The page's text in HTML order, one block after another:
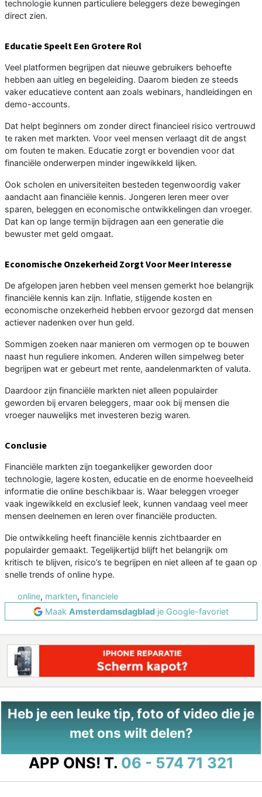
technologie kunnen particuliere beleggers deze bewegingen
direct zien.
Educatie Speelt Een Grotere Rol
Veel platformen begrijpen dat nieuwe gebruikers behoefte
hebben aan uitleg en begeleiding. Daarom bieden ze steeds
vaker educatieve content aan zoals webinars, handleidingen en
demo-accounts.
Dat helpt beginners om zonder direct financieel risico vertrouwd
te raken met markten. Voor veel mensen verlaagt dit de angst
om fouten te maken. Educatie zorgt er bovendien voor dat
financiële onderwerpen minder ingewikkeld lijken.
Ook scholen en universiteiten besteden tegenwoordig vaker
aandacht aan financiële kennis. Jongeren leren meer over
sparen, beleggen en economische ontwikkelingen dan vroeger.
Dat kan op lange termijn bijdragen aan een generatie die
bewuster met geld omgaat.
Economische Onzekerheid Zorgt Voor Meer Interesse
De afgelopen jaren hebben veel mensen gemerkt hoe belangrijk
financiële kennis kan zijn. Inflatie, stijgende kosten en
economische onzekerheid hebben ervoor gezorgd dat mensen
actiever nadenken over hun geld.
Sommigen zoeken naar manieren om vermogen op te bouwen
naast hun reguliere inkomen. Anderen willen simpelweg beter
begrijpen wat er gebeurt met rente, aandelenmarkten of valuta.
Daardoor zijn financiële markten niet alleen populairder
geworden bij ervaren beleggers, maar ook bij mensen die
vroeger nauwelijks met investeren bezig waren.
Conclusie
Financiële markten zijn toegankelijker geworden door
technologie, lagere kosten, educatie en de enorme hoeveelheid
informatie die online beschikbaar is. Waar beleggen vroeger
vaak ingewikkeld en exclusief leek, kunnen vandaag veel meer
mensen deelnemen en leren over financiële producten.
Die ontwikkeling heeft financiële kennis zichtbaarder en
populairder gemaakt. Tegelijkertijd blijft het belangrijk om
kritisch te blijven, risico’s te begrijpen en niet alleen af te gaan op
snelle trends of online hype.
online, markten, financiele
Maak Amsterdamsdagblad je Google-favoriet
Heb je een leuke tip, foto of video die je
met ons wilt delen?
APP ONS! T. 06 - 574 71 321